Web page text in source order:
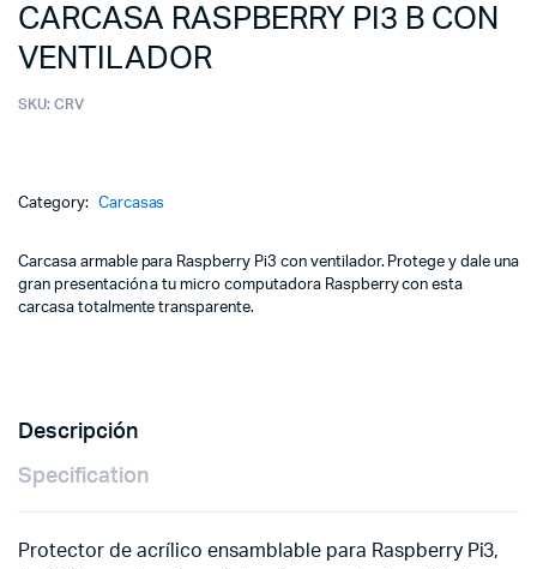
CARCASA RASPBERRY PI3 B CON
VENTILADOR
SKU: CRV
Category: Carcasas
Carcasa armable para Raspberry Pi3 con ventilador. Protege y dale una
gran presentación a tu micro computadora Raspberry con esta
carcasa totalmente transparente.
Descripción
Specification
Protector de acrílico ensamblable para Raspberry Pi3,